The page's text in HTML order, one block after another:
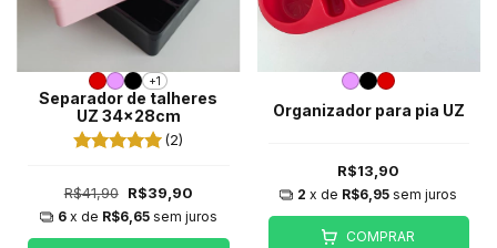
+1
Separador de talheres
UZ 34x28cm
(2)
R$41,90 R$39,90
6 x de R$6,65 sem juros
Organizador para pia UZ
R$13,90
2 x de R$6,95 sem juros
COMPRAR